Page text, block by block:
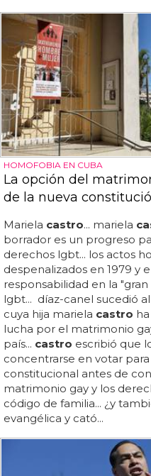
HOMOFOBIA EN CUBA
La opción del
de la nueva
Mariela castro... mariela
borrador es un progreso
derechos lgbt... los actos
despenalizados en 1979 y
responsabilidad en la
lgbt... díaz-canel sucedió
cuya hija mariela castro
lucha por el matrimonio
país... castro escribió que
concentrarse en votar
constitucional antes de
matrimonio gay y los
código de familia... ¿y
evangélica y cató...